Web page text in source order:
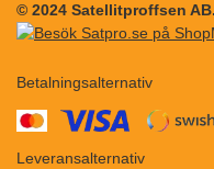
© 2024 Satellitproffsen
Betalningsalternativ
Leveransalternativ